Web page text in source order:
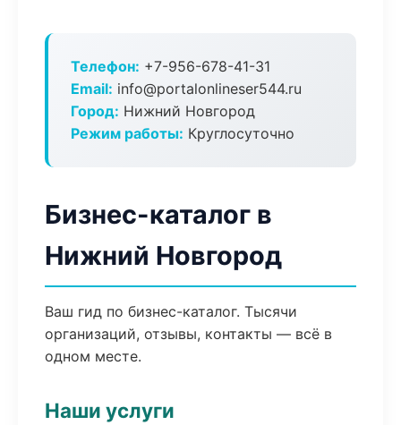
Телефон: +7-956-678-41-31
Email: info@portalonlineser544.ru
Город: Нижний Новгород
Режим работы: Круглосуточно
Бизнес-каталог в
Нижний Новгород
Ваш гид по бизнес-каталог. Тысячи
организаций, отзывы, контакты — всё в
одном месте.
Наши услуги